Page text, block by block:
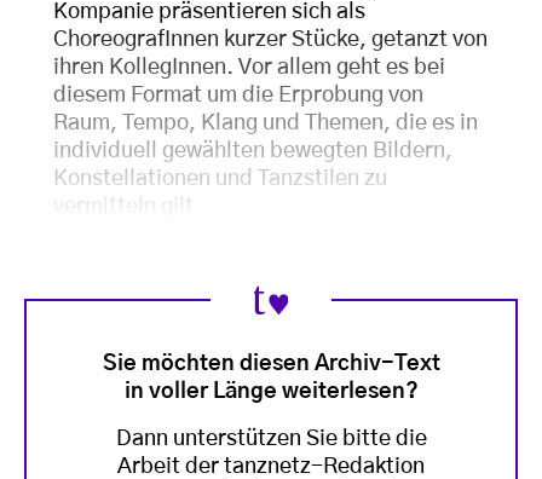
Kompanie präsentieren sich als
ChoreografInnen kurzer Stücke, getanzt von
ihren KollegInnen. Vor allem geht es bei
diesem Format um die Erprobung von
Raum, Tempo, Klang und Themen, die es in
individuell gewählten bewegten Bildern,
Konstellationen und Tanzstilen zu
vermitteln gilt
Sie möchten diesen Archiv-Text
in voller Länge weiterlesen?
Dann unterstützen Sie bitte die
Arbeit der tanznetz-Redaktion